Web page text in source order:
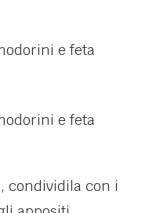
condividila con i